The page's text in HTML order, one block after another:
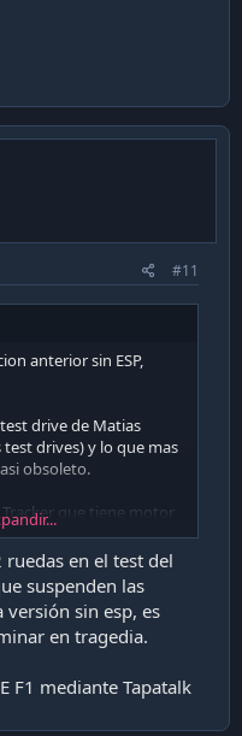
#11
anterior sin ESP,
drive de Matias
drives) y lo que mas
obsoleto.
que tiene motor
tambien tiene test
similar a la del Kicks.
en el test del
suspenden las
sin esp, es
en tragedia.
F1 mediante Tapatalk